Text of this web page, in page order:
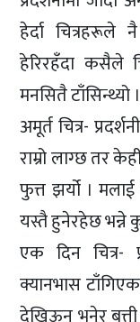
हेर्दा चित्रहरूले
हेरिरहँदा कसैले
मनसितै टाँसिन्थ्यो ।
अमूर्त चित्र-
राम्रो लाग्छ तर
फुत्त झर्यो ।
यस्तै हुनेरहेछ भन्ने
एक दिन चित्र-
क्यानभास